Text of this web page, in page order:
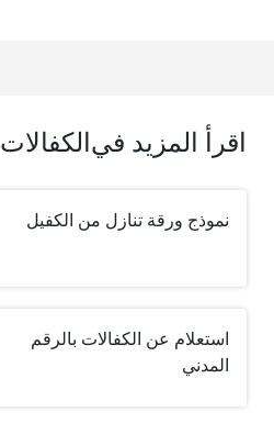
اقرأ المزيد في الكفالات
نموذج ورقة تنازل من الكفيل
استعلام عن الكفالات بالرقم
المدني